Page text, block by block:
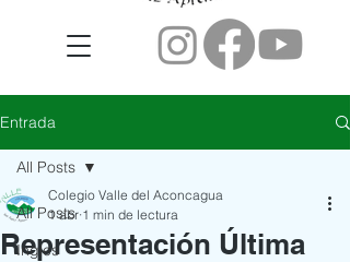
Entrada
All Posts
Ingles
All Posts
Representación Última
Colegio Valle del Aconcagua
1 abr 1 min de lectura